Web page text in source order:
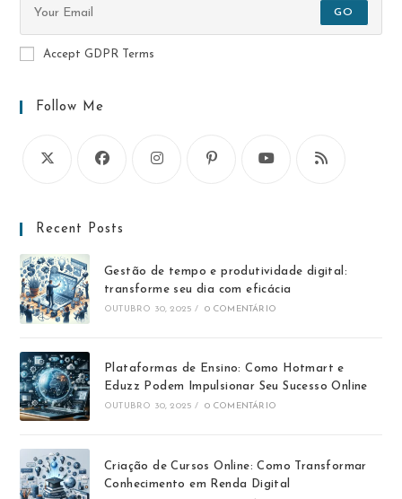
GO
Accept GDPR Terms
Follow Me
Recent Posts
Gestão de tempo e produtividade digital:
transforme seu dia com eficácia
OUTUBRO 30, 2025 / 0 COMENTÁRIO
Plataformas de Ensino: Como Hotmart e
Eduzz Podem Impulsionar Seu Sucesso Online
OUTUBRO 30, 2025 / 0 COMENTÁRIO
Criação de Cursos Online: Como Transformar
Conhecimento em Renda Digital